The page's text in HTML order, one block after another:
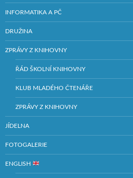
INFORMATIKA A PČ
DRUŽINA
ZPRÁVY Z KNIHOVNY
ŘÁD ŠKOLNÍ KNIHOVNY
KLUB MLADÉHO ČTENÁŘE
ZPRÁVY Z KNIHOVNY
JÍDELNA
FOTOGALERIE
ENGLISH